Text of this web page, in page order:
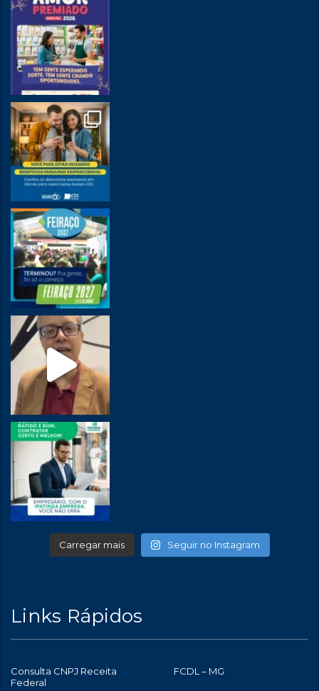
Carregar mais Seguir no Instagram
Links Rápidos
Consulta CNPJ Receita
Federal
FCDL – MG